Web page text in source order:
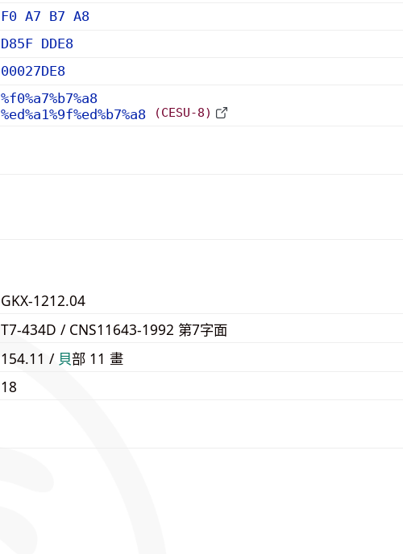
F0 A7 B7 A8
D85F DDE8
00027DE8
%f0%a7%b7%a8
%ed%a1%9f%ed%b7%a8
(CESU-8)
GKX-1212.04
T7-434D / CNS11643-1992 第7字面
154.11 / ⾙部 11 畫
18